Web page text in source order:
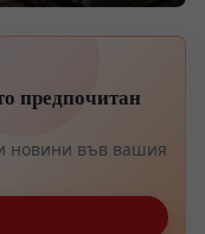
предпочитан
новини във вашия